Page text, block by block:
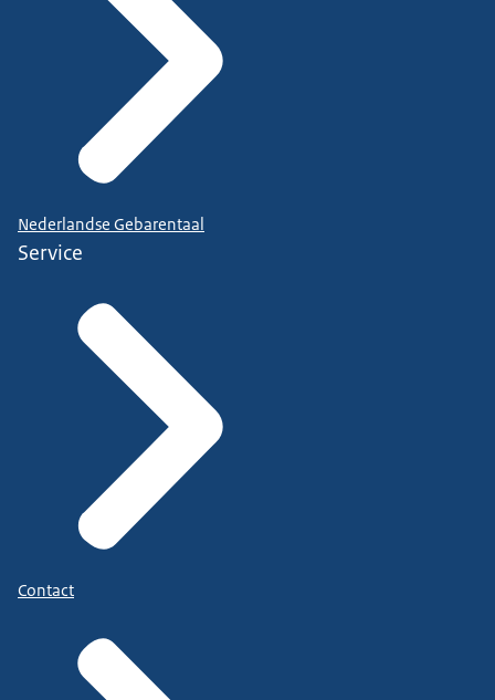
Nederlandse Gebarentaal
Service
Contact